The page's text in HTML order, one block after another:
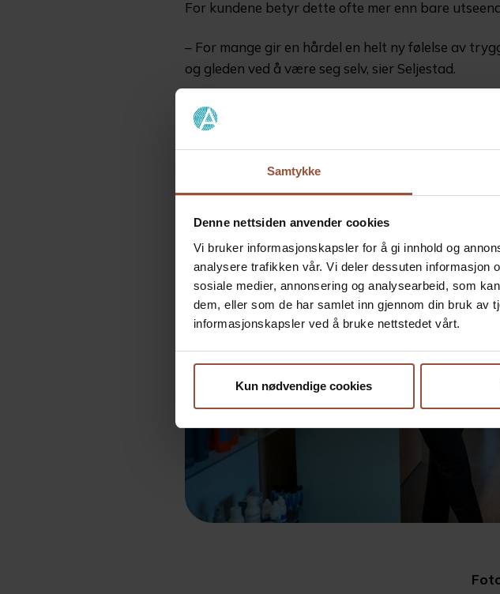
Samtykke
Denne nettsiden anvender cookies
Vi bruker informasjonskapsler for å gi innhold og
analysere trafikken vår. Vi deler dessuten informasjon
sosiale medier, annonsering og analysearbeid, som
dem, eller som de har samlet inn gjennom din bruk
informasjonskapsler ved å bruke nettstedet vårt.
Kun nødvendige cookies
For kundene betyr dette ofte mer enn bare
– For mange gir en hårdel en helt ny følelse av
og gleden ved å være seg selv, sier Seljestad.
En av dem som har valgt denne løsningen, er
Hamar for behandling, og opplever at hårdelen